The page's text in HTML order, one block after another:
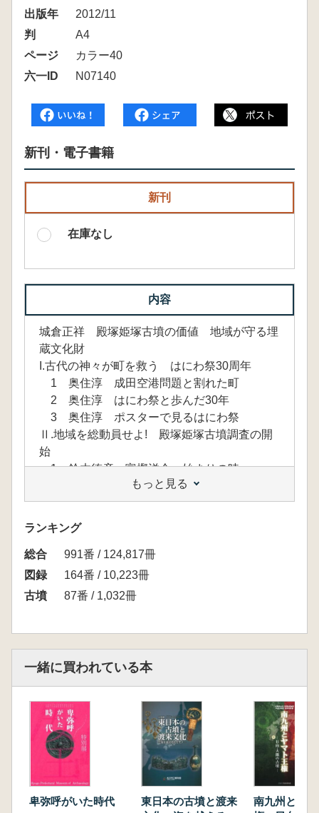
出版年
2012/11
判
A4
ページ
カラー40
六一ID
N07140
新刊・電子書籍
新刊
在庫なし
内容
城倉正祥 殿塚姫塚古墳の価値 地域が守る埋
蔵文化財
I.古代の神々が町を救う はにわ祭30周年
1 奥住淳 成田空港問題と割れた町
2 奥住淳 はにわ祭と歩んだ30年
3 奥住淳 ポスターで見るはにわ祭
Ⅱ.地域を総動員せよ! 殿塚姫塚古墳調査の開
始
1 鈴木徳彦 富樫洋介 始まりの時
2 福岡佑斗 佐藤悠登 その時
3 青笹基史 伊藤智 根本佑 発掘と学
生
4 奥住淳 発掘と地域住民
5 鈴木徳彦 城倉正祥 社会の反応と社会
への発信
6 城倉正祥 保存活用にむけて 鈴木徳
彦
2 今城未知 測量調査
Ⅳ.殿塚と同じ形の古墳の調査 芝山町高田2号
墳
1 今城未知 ナワビ矢麻 測量調査と
GPR(レーダー)探査
2 城倉正祥 発掘成果
城倉正祥 九十九里における古墳研究の行方
もっと見る
ランキング
総合
991番 / 124,817冊
図録
164番 / 10,223冊
古墳
87番 / 1,032冊
一緒に買われている本
卑弥呼がいた時代
東日本の古墳と渡来
南九州とヤ